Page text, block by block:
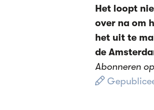
Het loopt
over na om
het uit te
de
Abonneren